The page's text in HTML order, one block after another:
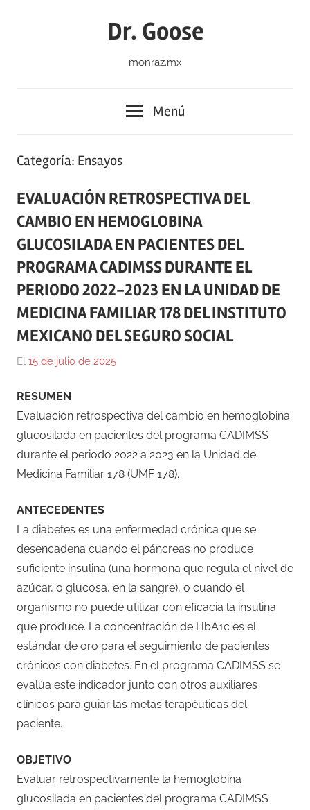
Dr. Goose
monraz.mx
Menú
Categoría: Ensayos
EVALUACIÓN RETROSPECTIVA DEL
CAMBIO EN HEMOGLOBINA
GLUCOSILADA EN PACIENTES DEL
PROGRAMA CADIMSS DURANTE EL
PERIODO 2022-2023 EN LA UNIDAD DE
MEDICINA FAMILIAR 178 DEL INSTITUTO
MEXICANO DEL SEGURO SOCIAL
El 15 de julio de 2025
Medicina
RESUMEN
Evaluación retrospectiva del cambio en hemoglobina
glucosilada en pacientes del programa CADIMSS
durante el periodo 2022 a 2023 en la Unidad de
Medicina Familiar 178 (UMF 178).
ANTECEDENTES
La diabetes es una enfermedad crónica que se
desencadena cuando el páncreas no produce
suficiente insulina (una hormona que regula el nivel de
azúcar, o glucosa, en la sangre), o cuando el
organismo no puede utilizar con eficacia la insulina
que produce. La concentración de HbA1c es el
estándar de oro para el seguimiento de pacientes
crónicos con diabetes. En el programa CADIMSS se
evalúa este indicador junto con otros auxiliares
clínicos para guiar las metas terapéuticas del
paciente.
OBJETIVO
Evaluar retrospectivamente la hemoglobina
glucosilada en pacientes del programa CADIMSS